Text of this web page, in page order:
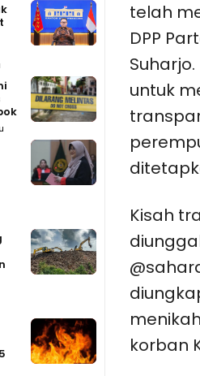
telah
DPP
untuk
Kisah
korban